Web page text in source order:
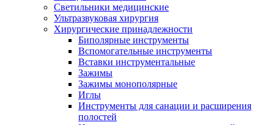
Светильники медицинские
Ультразвуковая хирургия
Хирургические принадлежности
Биполярные инструменты
Вспомогательные инструменты
Вставки инструментальные
Зажимы
Зажимы монополярные
Иглы
Инструменты для санации и расширения
полостей